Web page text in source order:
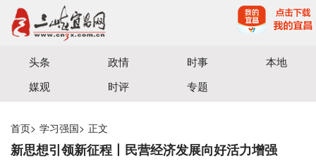
宜昌三峡融媒体中心主办
头条 政情 时事
本地
媒观
时评 专题
首页> 学习强国> 正文
新思想引领新征程丨民营经济发展向好活力增强